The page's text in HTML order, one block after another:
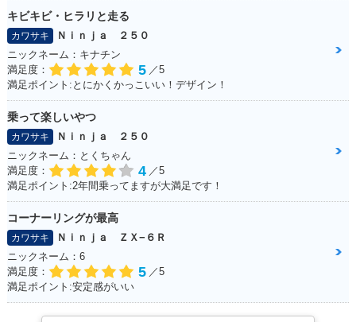
キビキビ・ヒラリと走る
カワサキ
Ｎｉｎｊａ ２５０
ニックネーム：キナチン
満足度：
5 ／5
満足ポイント:とにかくかっこいい！デザイン！
乗って楽しいやつ
カワサキ
Ｎｉｎｊａ ２５０
ニックネーム：とくちゃん
満足度：
4 ／5
満足ポイント:2年間乗ってますが大満足です！
コーナーリングが最高
カワサキ
Ｎｉｎｊａ ＺＸ−６Ｒ
ニックネーム：6
満足度：
5 ／5
満足ポイント:安定感がいい